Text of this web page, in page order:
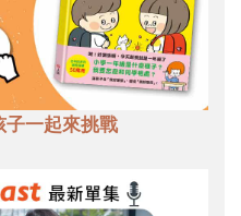
子一起來挑戰